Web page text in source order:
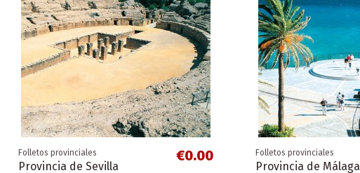
Folletos provinciales
Provincia de Sevilla
€0.00 Folletos provinciales
Provincia de Málaga